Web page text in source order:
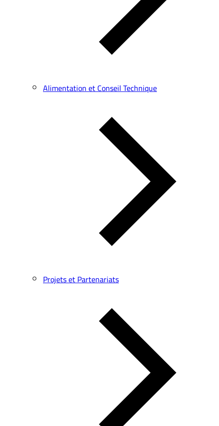
Alimentation et Conseil Technique
Projets et Partenariats